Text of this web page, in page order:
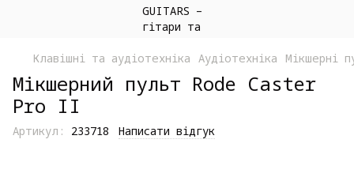
Клавішні та аудіотехніка Аудіотехніка Мікшерні
Мікшерний пульт Rode Caster
Pro II
Артикул: 233718 Написати відгук